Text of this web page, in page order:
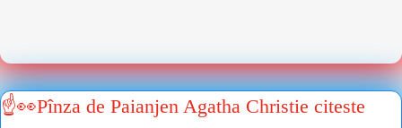
☝👀Pînza de Paianjen Agatha Christie citeste